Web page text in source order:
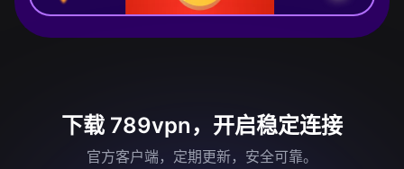
下载 789vpn，开启稳定连接
官方客户端，定期更新，安全可靠。